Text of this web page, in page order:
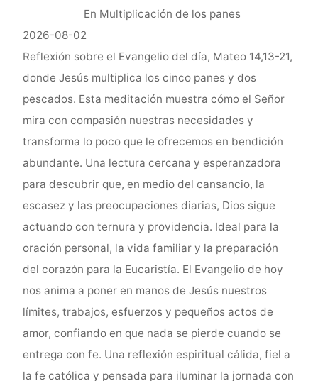
En Multiplicación de los panes
2026-08-02
Reflexión sobre el Evangelio del día, Mateo 14,13-21,
donde Jesús multiplica los cinco panes y dos
pescados. Esta meditación muestra cómo el Señor
mira con compasión nuestras necesidades y
transforma lo poco que le ofrecemos en bendición
abundante. Una lectura cercana y esperanzadora
para descubrir que, en medio del cansancio, la
escasez y las preocupaciones diarias, Dios sigue
actuando con ternura y providencia. Ideal para la
oración personal, la vida familiar y la preparación
del corazón para la Eucaristía. El Evangelio de hoy
nos anima a poner en manos de Jesús nuestros
límites, trabajos, esfuerzos y pequeños actos de
amor, confiando en que nada se pierde cuando se
entrega con fe. Una reflexión espiritual cálida, fiel a
la fe católica y pensada para iluminar la jornada con